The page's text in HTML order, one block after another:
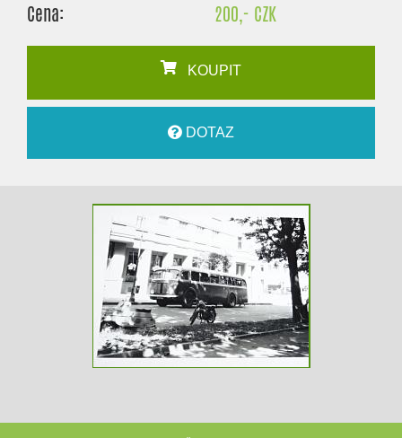
Cena: 200,- CZK
KOUPIT
DOTAZ